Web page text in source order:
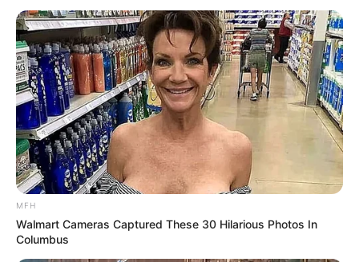
MFH
Walmart Cameras Captured These 30 Hilarious Photos In
Columbus